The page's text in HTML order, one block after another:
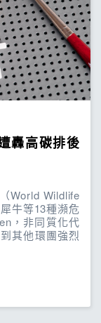
轟高碳排後
World Wildlife
牛等13種瀕危
，非同質化代
其他環團強烈